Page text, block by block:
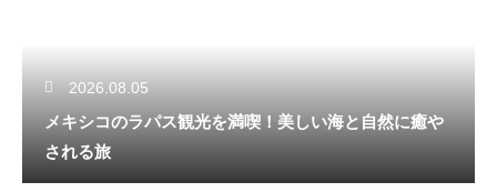
2026.08.05
メキシコのラパス観光を満喫！美しい海と自然に癒や
される旅